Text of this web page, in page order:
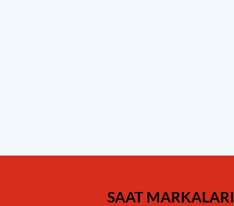
SAAT MARKALARI